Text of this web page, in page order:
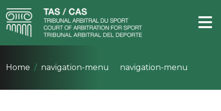
Home navigation-menu navigation-menu